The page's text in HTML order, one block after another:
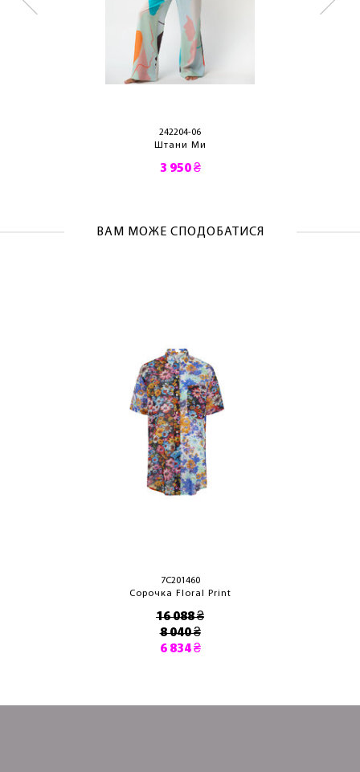
242204-06
Штани Ми
3 950 ₴
ВАМ МОЖЕ СПОДОБАТИСЯ
7C201460
Сорочка Floral Print
16 088 ₴
8 040 ₴
6 834 ₴